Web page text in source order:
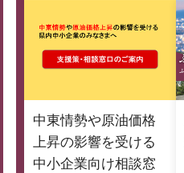
中東情勢や原油価格
上昇の影響を受ける
中小企業向け相談窓